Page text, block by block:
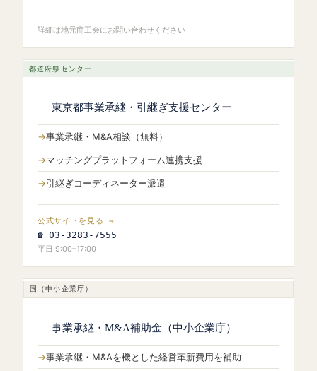
詳細は地元商工会にお問い合わせください
都道府県センター
東京都事業承継・引継ぎ支援センター
事業承継・M&A相談（無料）
マッチングプラットフォーム連携支援
引継ぎコーディネーター派遣
公式サイトを見る →
☎ 03-3283-7555
平日 9:00–17:00
国（中小企業庁）
事業承継・M&A補助金（中小企業庁）
事業承継・M&Aを機とした経営革新費用を補助